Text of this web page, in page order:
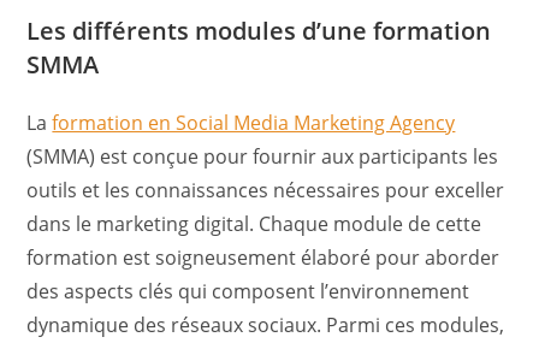
Les différents modules d’une formation
SMMA
Laformation en Social Media Marketing Agency
(SMMA) est conçue pour fournir aux participants les
outils et les connaissances nécessaires pour exceller
dans le marketing digital. Chaque module de cette
formation est soigneusement élaboré pour aborder
des aspects clés qui composent l’environnement
dynamique des réseaux sociaux. Parmi ces modules,